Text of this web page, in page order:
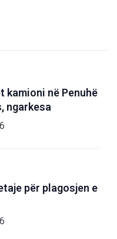
kamioni në Penuhë
ngarkesa
për plagosjen e